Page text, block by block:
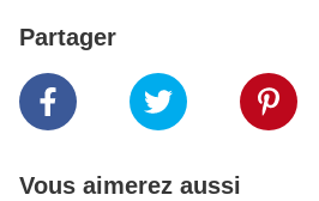
Partager
Vous aimerez aussi